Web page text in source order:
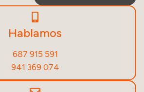
Hablamos
687 915 591
941 369 074